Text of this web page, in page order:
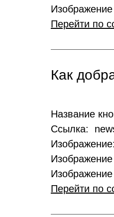
Перейти по
Как
Название
Ссылка:
Перейти по